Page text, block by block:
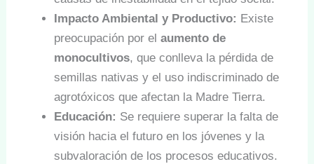
Impacto Ambiental y Productivo: Existe
preocupación por elaumento de
monocultivos, que conlleva la pérdida de
semillas nativas y el uso indiscriminado de
agrotóxicos que afectan la Madre Tierra.
Educación: Se requiere superar la falta de
visión hacia el futuro en los jóvenes y la
subvaloración de los procesos educativos.